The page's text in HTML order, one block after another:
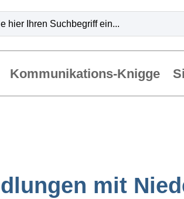
Kommunikations-Knigge
mit